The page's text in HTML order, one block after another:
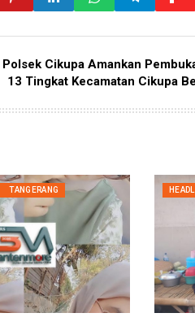
Polsek Cikupa Amankan
13 Tingkat Kecamatan Cikupa
TANGERANG